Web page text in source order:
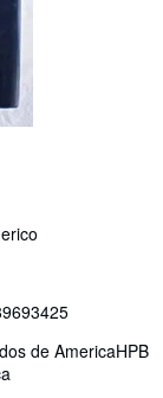
de AmericaHPB